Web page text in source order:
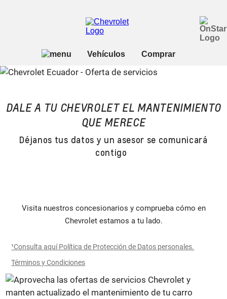
DALE A TU CHEVROLET EL MANTENIMIENTO
QUE MERECE
Déjanos tus datos y un asesor se comunicará
contigo
Visita nuestros concesionarios y comprueba cómo en
Chevrolet estamos a tu lado.
¹Consulta aquí Política de Protección de Datos personales.
Términos y Condiciones